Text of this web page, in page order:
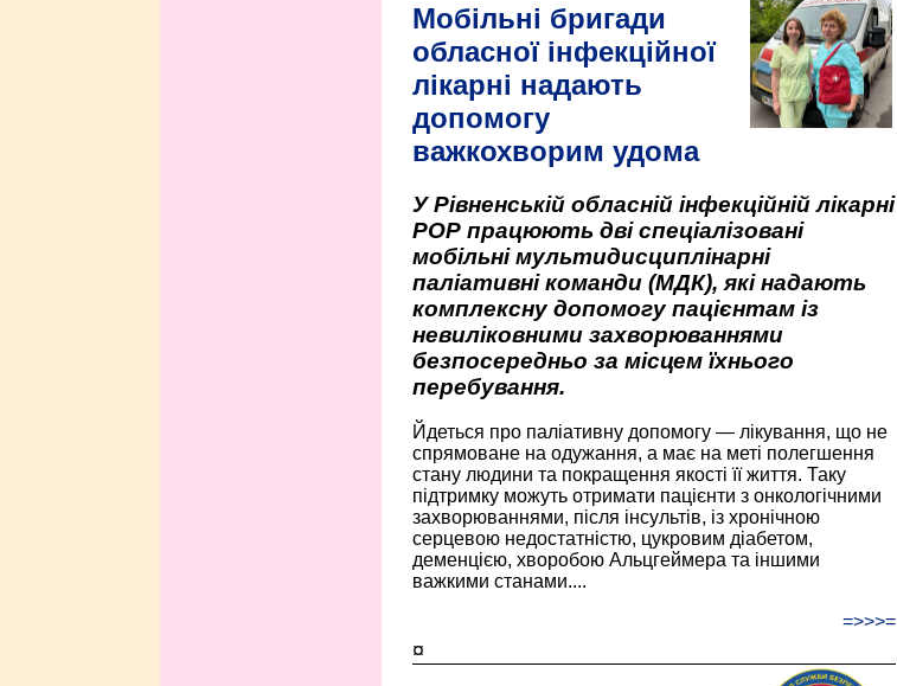
Мобільні бригади
обласної інфекційної
лікарні надають
допомогу
важкохворим удома
У Рівненській обласній інфекційній лікарні
РОР працюють дві спеціалізовані
мобільні мультидисциплінарні
паліативні команди (МДК), які надають
комплексну допомогу пацієнтам із
невиліковними захворюваннями
безпосередньо за місцем їхнього
перебування.
Йдеться про паліативну допомогу — лікування, що не
спрямоване на одужання, а має на меті полегшення
стану людини та покращення якості її життя. Таку
підтримку можуть отримати пацієнти з онкологічними
захворюваннями, після інсультів, із хронічною
серцевою недостатністю, цукровим діабетом,
деменцією, хворобою Альцгеймера та іншими
важкими станами....
=>>>=
¤